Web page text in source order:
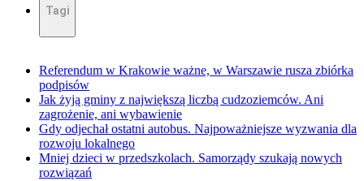
Tagi
Referendum w Krakowie ważne, w Warszawie rusza zbiórka
podpisów
Jak żyją gminy z największą liczbą cudzoziemców. Ani
zagrożenie, ani wybawienie
Gdy odjechał ostatni autobus. Najpoważniejsze wyzwania dla
rozwoju lokalnego
Mniej dzieci w przedszkolach. Samorządy szukają nowych
rozwiązań